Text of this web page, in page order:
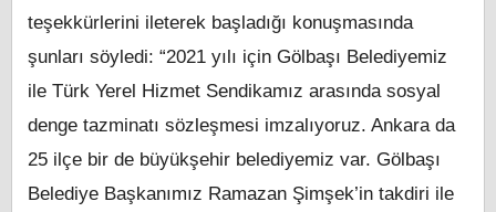
teşekkürlerini ileterek başladığı konuşmasında
şunları söyledi: “2021 yılı için Gölbaşı Belediyemiz
ile Türk Yerel Hizmet Sendikamız arasında sosyal
denge tazminatı sözleşmesi imzalıyoruz. Ankara da
25 ilçe bir de büyükşehir belediyemiz var. Gölbaşı
Belediye Başkanımız Ramazan Şimşek’in takdiri ile